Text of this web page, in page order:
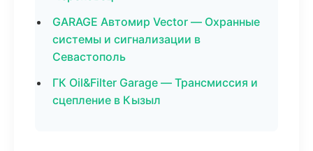
GARAGE Автомир Vector — Охранные
системы и сигнализации в
Севастополь
ГК Oil&Filter Garage — Трансмиссия и
сцепление в Кызыл